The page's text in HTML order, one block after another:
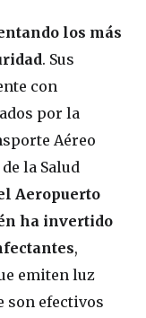
los más
. Sus
con
por la
Aéreo
la Salud
Aeropuerto
ha invertido
,
emiten luz
son efectivos